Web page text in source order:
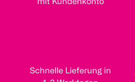
Schnelle Lieferung in